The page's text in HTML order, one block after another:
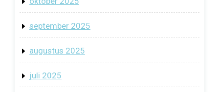
september 2025
augustus 2025
juli 2025